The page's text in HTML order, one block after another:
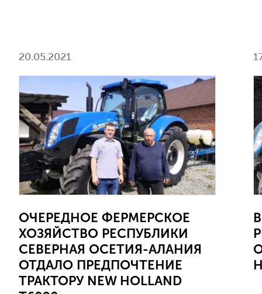
20.05.2021
ОЧЕРЕДНОЕ ФЕРМЕРСКОЕ
ХОЗЯЙСТВО РЕСПУБЛИКИ
СЕВЕРНАЯ ОСЕТИЯ-АЛАНИЯ
ОТДАЛО ПРЕДПОЧТЕНИЕ
ТРАКТОРУ NEW HOLLAND